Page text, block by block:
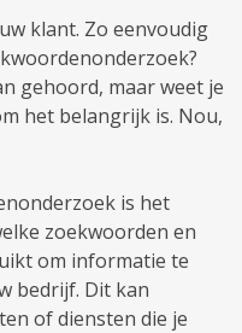
klant. Zo eenvoudig
gehoord, maar weet je
het belangrijk is. Nou,
is het
zoekwoorden en
om informatie te
bedrijf. Dit kan
of diensten die je